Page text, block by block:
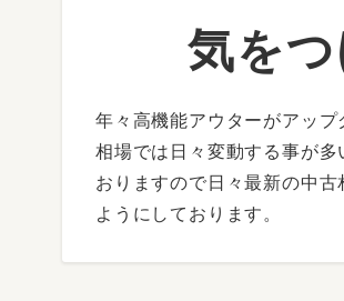
気を
年々高機能アウターがアッ
相場では日々変動する事が
おりますので日々最新の中
ようにしております。